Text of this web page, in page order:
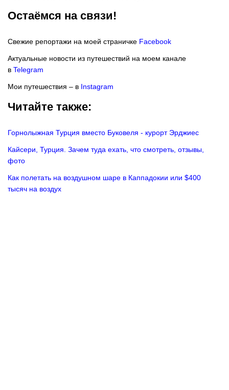
Остаёмся на связи!
Свежие репортажи на моей страничке Facebook
Актуальные новости из путешествий на моем канале
в Telegram
Мои путешествия – в Instagram
Читайте также:
Горнолыжная Турция вместо Буковеля - курорт Эрджиес
Кайсери, Турция. Зачем туда ехать, что смотреть, отзывы,
фото
Как полетать на воздушном шаре в Каппадокии или $400
тысяч на воздух